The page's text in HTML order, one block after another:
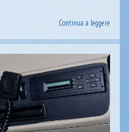
Continua a leggere